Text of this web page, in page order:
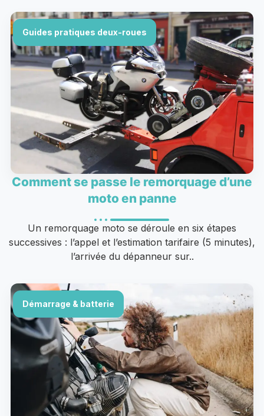
Guides pratiques deux-roues
Comment se passe le remorquage d’une
moto en panne
Un remorquage moto se déroule en six étapes
successives : l’appel et l’estimation tarifaire (5 minutes),
l’arrivée du dépanneur sur..
Démarrage & batterie